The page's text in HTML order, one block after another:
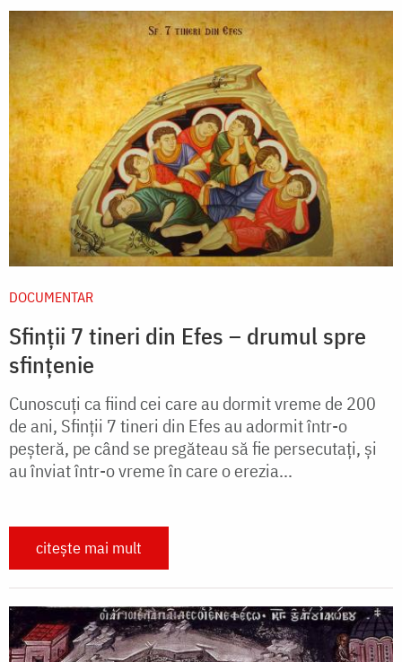
DOCUMENTAR
Sfinții 7 tineri din Efes – drumul spre
sfințenie
Cunoscuți ca fiind cei care au dormit vreme de 200
de ani, Sfinții 7 tineri din Efes au adormit într-o
peșteră, pe când se pregăteau să fie persecutați, și
au înviat într-o vreme în care o erezia...
citește mai mult